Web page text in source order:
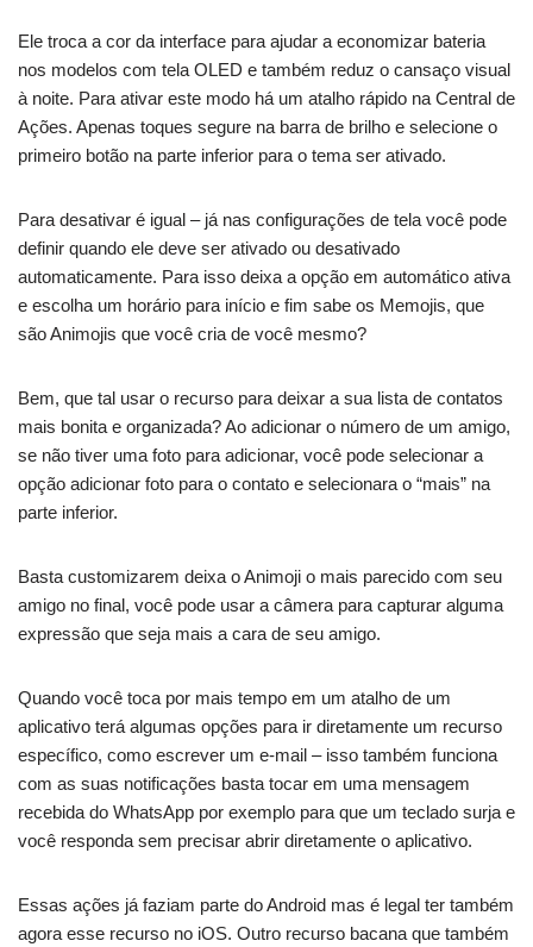
Ele troca a cor da interface para ajudar a economizar bateria
nos modelos com tela OLED e também reduz o cansaço visual
à noite. Para ativar este modo há um atalho rápido na Central de
Ações. Apenas toques segure na barra de brilho e selecione o
primeiro botão na parte inferior para o tema ser ativado.
Para desativar é igual – já nas configurações de tela você pode
definir quando ele deve ser ativado ou desativado
automaticamente. Para isso deixa a opção em automático ativa
e escolha um horário para início e fim sabe os Memojis, que
são Animojis que você cria de você mesmo?
Bem, que tal usar o recurso para deixar a sua lista de contatos
mais bonita e organizada? Ao adicionar o número de um amigo,
se não tiver uma foto para adicionar, você pode selecionar a
opção adicionar foto para o contato e selecionara o “mais” na
parte inferior.
Basta customizarem deixa o Animoji o mais parecido com seu
amigo no final, você pode usar a câmera para capturar alguma
expressão que seja mais a cara de seu amigo.
Quando você toca por mais tempo em um atalho de um
aplicativo terá algumas opções para ir diretamente um recurso
específico, como escrever um e-mail – isso também funciona
com as suas notificações basta tocar em uma mensagem
recebida do WhatsApp por exemplo para que um teclado surja e
você responda sem precisar abrir diretamente o aplicativo.
Essas ações já faziam parte do Android mas é legal ter também
agora esse recurso no iOS. Outro recurso bacana que também